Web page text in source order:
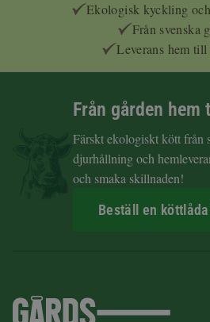
Ekologisk kyckling
Från svenska
Leverans hem
Från gården hem
Färskt ekologiskt kött från
djurhållning och
och smaka skillnaden!
Beställ en